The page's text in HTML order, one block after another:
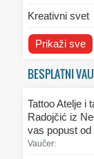
Kreativni svet
Svet ekologije
Svet
Svet lepote
Prikaži sve
BESPLATNI
Tattoo Atelje i
Radojčić iz
vas popust od
Vaučer: